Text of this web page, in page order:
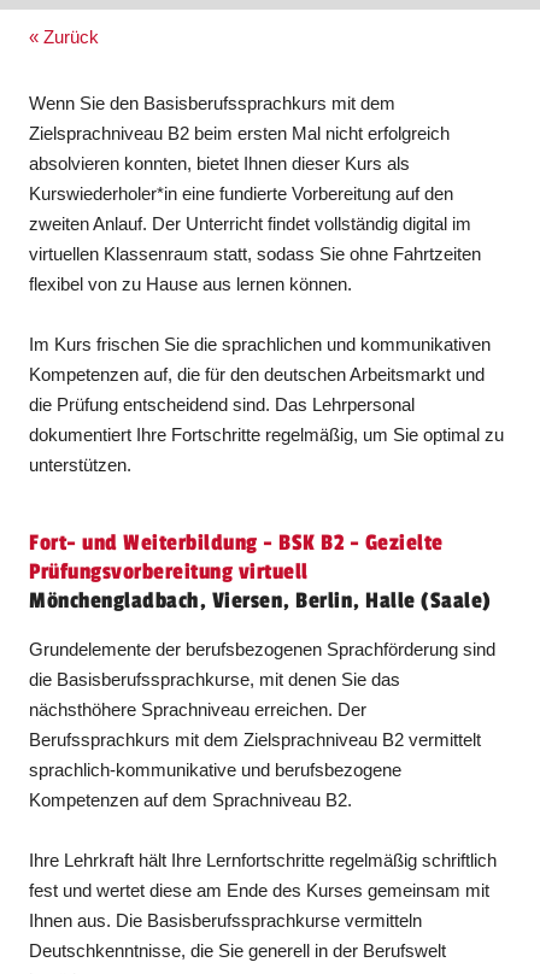
« Zurück
Wenn Sie den Basisberufssprachkurs mit dem
Zielsprachniveau B2 beim ersten Mal nicht erfolgreich
absolvieren konnten, bietet Ihnen dieser Kurs als
Kurswiederholer*in eine fundierte Vorbereitung auf den
zweiten Anlauf. Der Unterricht findet vollständig digital im
virtuellen Klassenraum statt, sodass Sie ohne Fahrtzeiten
flexibel von zu Hause aus lernen können.
Im Kurs frischen Sie die sprachlichen und kommunikativen
Kompetenzen auf, die für den deutschen Arbeitsmarkt und
die Prüfung entscheidend sind. Das Lehrpersonal
dokumentiert Ihre Fortschritte regelmäßig, um Sie optimal zu
unterstützen.
Fort- und Weiterbildung - BSK B2 - Gezielte
Prüfungsvorbereitung virtuell
Mönchengladbach, Viersen, Berlin, Halle (Saale)
Grundelemente der berufsbezogenen Sprachförderung sind
die Basisberufssprachkurse, mit denen Sie das
nächsthöhere Sprachniveau erreichen. Der
Berufssprachkurs mit dem Zielsprachniveau B2 vermittelt
sprachlich-kommunikative und berufsbezogene
Kompetenzen auf dem Sprachniveau B2.
Ihre Lehrkraft hält Ihre Lernfortschritte regelmäßig schriftlich
fest und wertet diese am Ende des Kurses gemeinsam mit
Ihnen aus. Die Basisberufssprachkurse vermitteln
Deutschkenntnisse, die Sie generell in der Berufswelt